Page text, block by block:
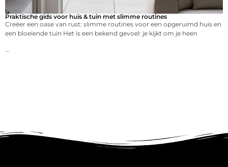
Praktische gids voor huis & tuin met slimme routines
Creëer een oase van rust: slimme routines voor een opgeruimd huis en
een bloeiende tuin Het is een bekend gevoel: je kijkt om je heen
...